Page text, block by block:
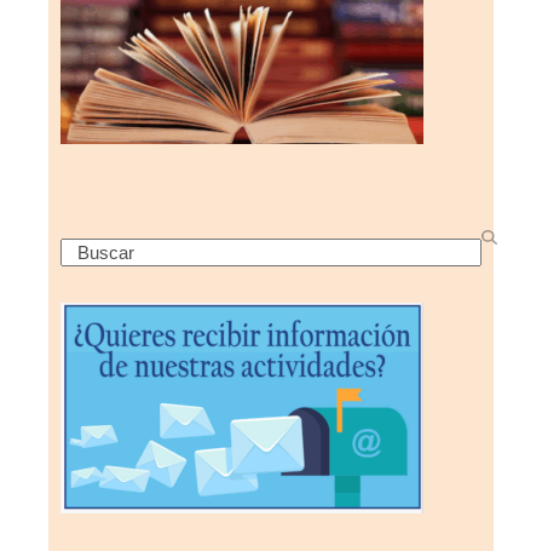
Search